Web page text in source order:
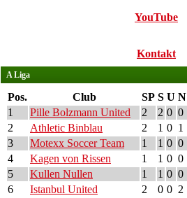
YouTube
Kontakt
A Liga
Pos. Club SP S U N
1
Pille Bolzmann United 2 2 0 0
2
Athletic Binblau 2 1 0 1
3
Motexx Soccer Team 1 1 0 0
4
Kagen von Rissen 1 1 0 0
5
Kullen Nullen 1 1 0 0
6
Istanbul United 2 0 0 2